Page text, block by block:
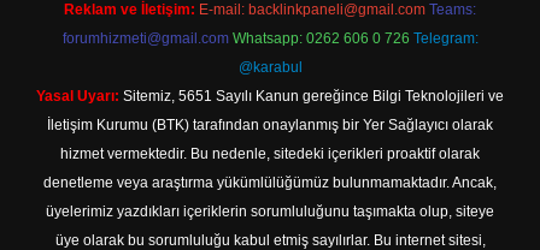
Reklam ve İletişim: E-mail: backlinkpaneli@gmail.com Teams:
forumhizmeti@gmail.com Whatsapp: 0262 606 0 726 Telegram:
@karabul
Yasal Uyarı: Sitemiz, 5651 Sayılı Kanun gereğince Bilgi Teknolojileri ve
İletişim Kurumu (BTK) tarafından onaylanmış bir Yer Sağlayıcı olarak
hizmet vermektedir. Bu nedenle, sitedeki içerikleri proaktif olarak
denetleme veya araştırma yükümlülüğümüz bulunmamaktadır. Ancak,
üyelerimiz yazdıkları içeriklerin sorumluluğunu taşımakta olup, siteye
üye olarak bu sorumluluğu kabul etmiş sayılırlar. Bu internet sitesi,